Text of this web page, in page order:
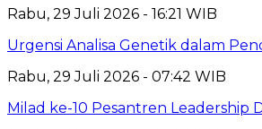
Rabu, 29 Juli 2026 - 16:21 WIB
Urgensi Analisa Genetik dalam
Rabu, 29 Juli 2026 - 07:42 WIB
Milad ke-10 Pesantren Leadership